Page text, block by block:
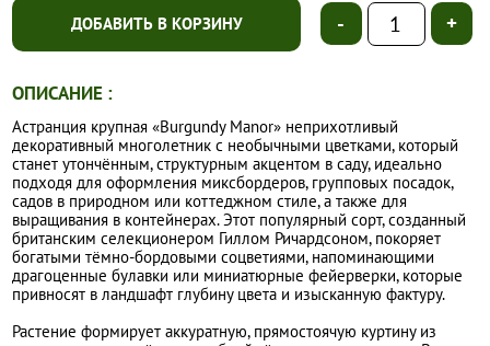
ДОБАВИТЬ В КОРЗИНУ - +
ОПИСАНИЕ :
Астранция крупная «Burgundy Manor» неприхотливый
декоративный многолетник с необычными цветками, который
станет утончённым, структурным акцентом в саду, идеально
подходя для оформления миксбордеров, групповых посадок,
садов в природном или коттеджном стиле, а также для
выращивания в контейнерах. Этот популярный сорт, созданный
британским селекционером Гиллом Ричардсоном, покоряет
богатыми тёмно-бордовыми соцветиями, напоминающими
драгоценные булавки или миниатюрные фейерверки, которые
привносят в ландшафт глубину цвета и изысканную фактуру.
Растение формирует аккуратную, прямостоячую куртину из